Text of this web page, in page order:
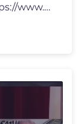
Official Sites: https://www.ert.gr/ https://www.ertnews.gr/ https://w